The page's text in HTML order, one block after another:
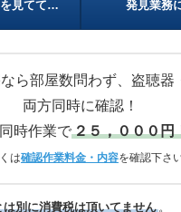
プライバシーポリシー
ル,ブログ,SNS)
ー
見てて… 発見業務
ら部屋数問わず、盗聴器
両方同時に確認！
時作業で２５，０００円
は確認作業料金・内容を確認下さい
は別に消費税は頂いてません 。